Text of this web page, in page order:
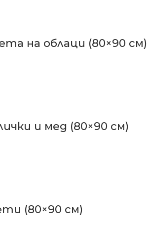
на облаци (80×90 см)
и мед (80×90 см)
(80×90 см)